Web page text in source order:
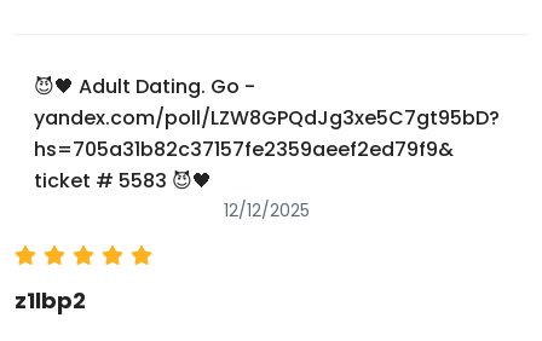
😈🖤 Adult Dating. Go -
yandex.com/poll/LZW8GPQdJg3xe5C7gt95bD?
hs=705a31b82c37157fe2359aeef2ed79f9&
ticket # 5583 😈🖤
12/12/2025
z1lbp2